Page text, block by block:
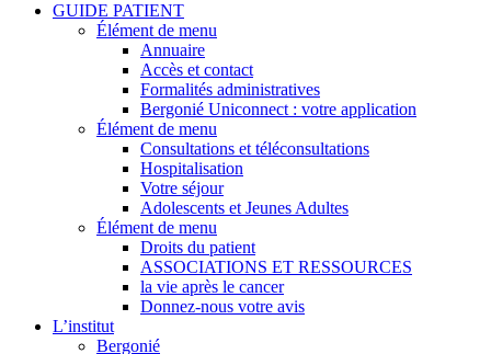
GUIDE PATIENT
Élément de menu
Annuaire
Accès et contact
Formalités administratives
Bergonié Uniconnect : votre application
Élément de menu
Consultations et téléconsultations
Hospitalisation
Votre séjour
Adolescents et Jeunes Adultes
Élément de menu
Droits du patient
ASSOCIATIONS ET RESSOURCES
la vie après le cancer
Donnez-nous votre avis
L’institut
Bergonié